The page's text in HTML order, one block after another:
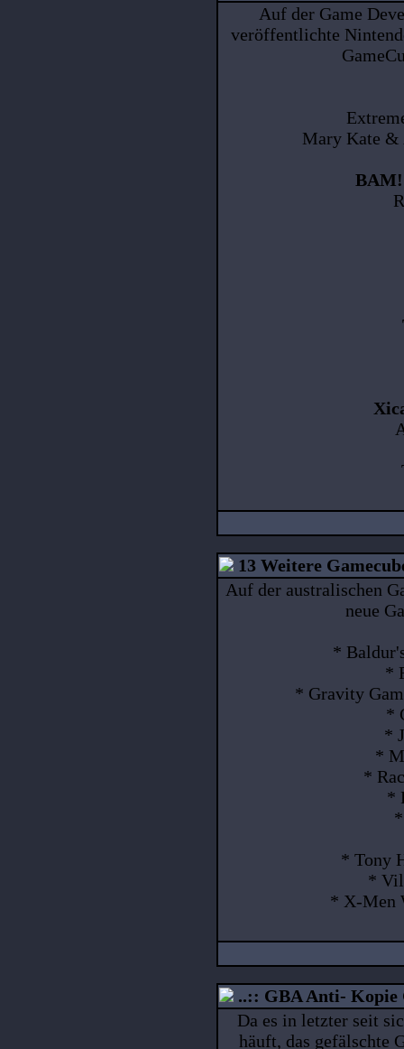
Auf der Game
veröffentlichte
Mary Kate &
13 Weitere
Auf der australischen
neue
*
*
* Gravity
*
*
*
*
*
* Tony
*
* X-Men
..:: GBA Anti- Kopie
Da es in letzter seit
häuft, das gefälschte